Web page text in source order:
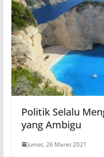
Politik Selalu
yang Ambigu
Jumat, 26 Maret 2021